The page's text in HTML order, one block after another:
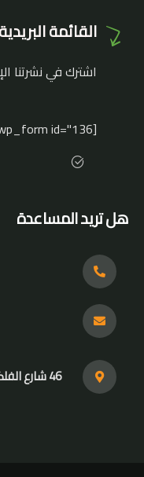
القائمة البريدية
اشترك في نشرتنا
[mc4wp_form id="136"]
هل تريد المساعدة
46 شارع